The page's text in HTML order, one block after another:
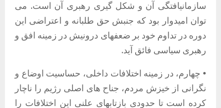
سازمانیافتگی آن و شکل گیری رهبری آن است. می
توان امیدوار بود که جنبش حق طلبانه و اعتراضی این
دوره در تداوم خود بر ضعفهای درونیش در زمینه افق و
رهبری سیاسی فائق آید.
• چهارم، در زمینه اختلافات داخلی، حساسیت اوضاع و
نگرانی از خیزش مردم، جناح های اصلی رژیم را ناچار
کرده است تا حدودی بازتابهای علنی این اختلافات را